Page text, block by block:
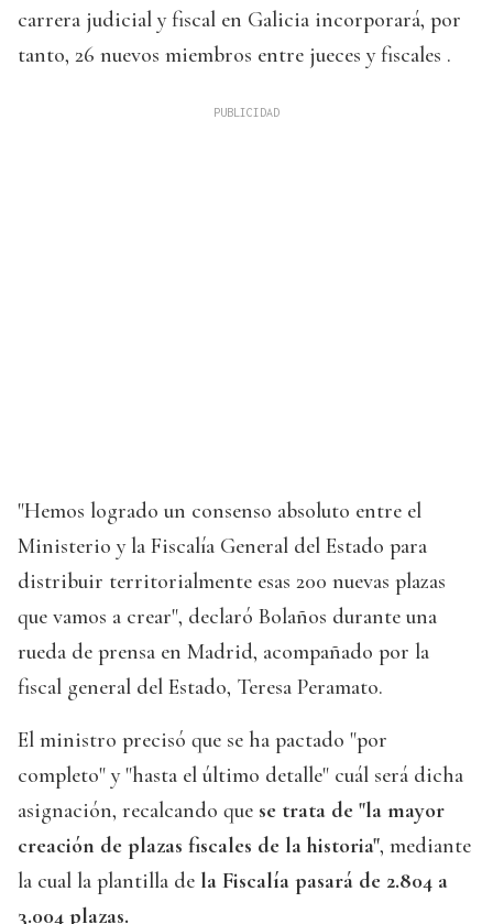
carrera judicial y fiscal en Galicia incorporará, por
tanto, 26 nuevos miembros entre jueces y fiscales .
"Hemos logrado un consenso absoluto entre el
Ministerio y la Fiscalía General del Estado para
distribuir territorialmente esas 200 nuevas plazas
que vamos a crear", declaró Bolaños durante una
rueda de prensa en Madrid, acompañado por la
fiscal general del Estado, Teresa Peramato.
El ministro precisó que se ha pactado "por
completo" y "hasta el último detalle" cuál será dicha
asignación, recalcando que se trata de "la mayor
creación de plazas fiscales de la historia", mediante
la cual la plantilla de la Fiscalía pasará de 2.804 a
3.004 plazas.